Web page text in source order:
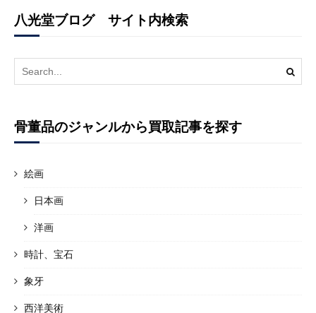
八光堂ブログ サイト内検索
Search
for:
骨董品のジャンルから買取記事を探す
絵画
日本画
洋画
時計、宝石
象牙
西洋美術